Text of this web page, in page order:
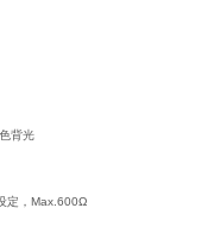
背光
定，Max.600Ω